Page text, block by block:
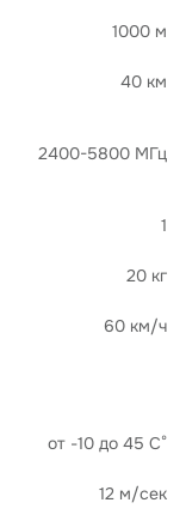
1000 м
40 км
2400-5800 МГц
1
20 кг
60 км/ч
от -10 до 45 С°
12 м/сек